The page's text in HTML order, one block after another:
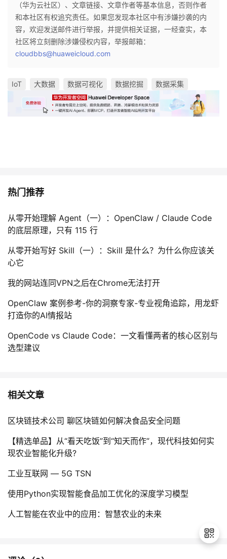
（华为云社区）、文章链接、文章作者等基本信息，否则作者
和本社区有权追究责任。如果您发现本社区中有涉嫌抄袭的内
容，欢迎发送邮件进行举报，并提供相关证据，一经查实，本
社区将立刻删除涉嫌侵权内容，举报邮箱：
cloudbbs@huaweicloud.com
IoT 大数据 数据可视化 数据挖掘 数据采集
热门推荐
从零开始理解 Agent（一）：OpenClaw / Claude Code
的底层原理，只有 115 行
从零开始写好 Skill（一）：Skill 是什么？为什么你应该关
心它
我的网站连同VPN之后在Chrome无法打开
OpenClaw 案例参考-你的洞察专家-专业视角追踪，用龙虾
打造你的AI情报站
OpenCode vs Claude Code：一文看懂两者的核心区别与
选型建议
相关文章
区块链技术公司 聊区块链如何解决食品安全问题
【精选单品】从“看天吃饭”到“知天而作”，现代科技如何实
现农业智能化升级?
工业互联网 — 5G TSN
使用Python实现智能食品加工优化的深度学习模型
人工智能在农业中的应用：智慧农业的未来